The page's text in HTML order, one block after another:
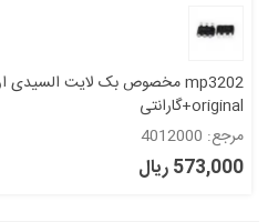
original+گارانتی
مرجع: 4012000
573,000 ریال